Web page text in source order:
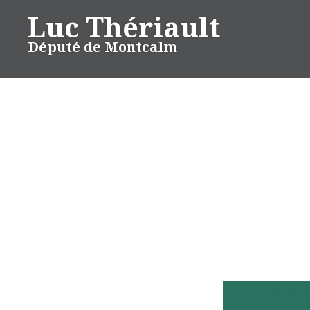
contenu
Luc Thériault
Député de Montcalm